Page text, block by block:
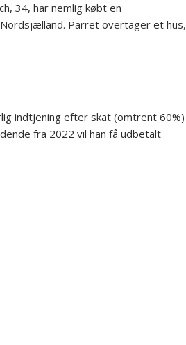
34, har nemlig købt en
Parret overtager et hus,
indtjening efter skat (omtrent 60%)
fra 2022 vil han få udbetalt